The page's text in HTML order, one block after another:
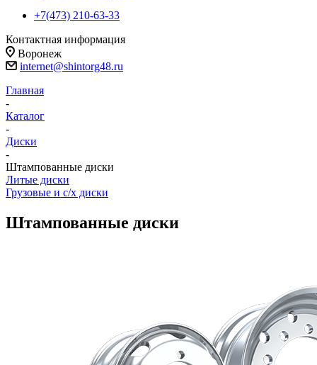
+7(473) 210-63-33
Контактная информация
Воронеж
internet@shintorg48.ru
Главная
-
Каталог
-
Диски
-
Штампованные диски
Литые диски
Грузовые и с/х диски
Штампованные диски